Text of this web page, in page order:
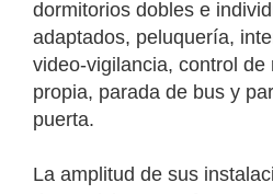
dormitorios dobles e
adaptados, peluquería,
video-vigilancia, control de
propia, parada de bus y
puerta.
La amplitud de sus